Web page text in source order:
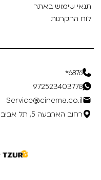
תנאי שימוש באתר
לוח ההקרנות
6876*
972523403778
Service@cinema.co.il
רחוב הארבעה 5, תל אביב